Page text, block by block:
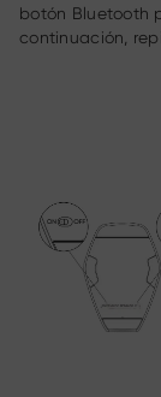
botón Bluetooth
continuación,